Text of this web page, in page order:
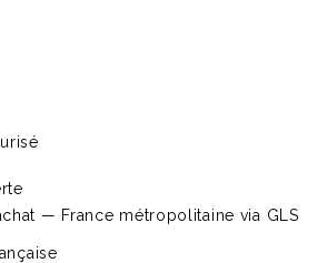
— France métropolitaine via GLS